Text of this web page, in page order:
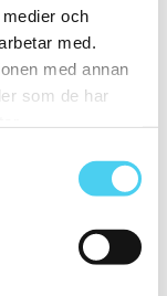
och
med.
med annan
som de har